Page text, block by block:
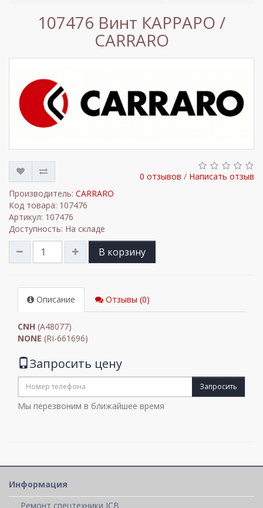
107476 Винт КАРРАРО /
CARRARO
0 отзывов / Написать отзыв
Производитель: CARRARO
Код товара: 107476
Артикул: 107476
Доступность: На складе
В корзину
Описание Отзывы (0)
CNH (A48077)
NONE (RI-661696)
Запросить цену
Запросить
Мы перезвоним в ближайшее время
Информация
Ремонт спецтехники JCB